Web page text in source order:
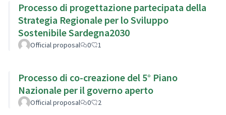
Processo di progettazione partecipata della
Strategia Regionale per lo Sviluppo
Sostenibile Sardegna2030
Official proposal 0 1
Processo di co-creazione del 5° Piano
Nazionale per il governo aperto
Official proposal 0 2